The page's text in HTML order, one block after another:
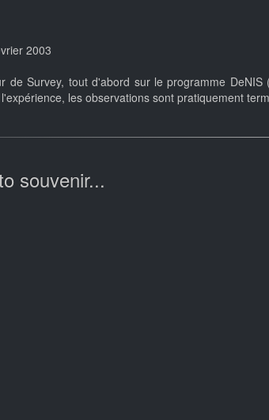
2003
de Survey, tout d'abord sur le programme
les observations sont pratiquement
souvenir...